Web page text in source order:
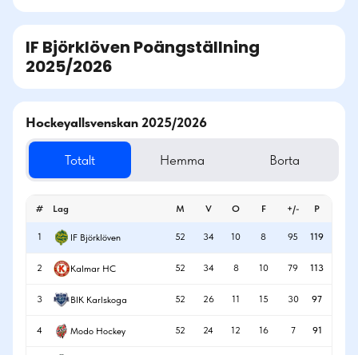
IF Björklöven Poängställning
2025/2026
Hockeyallsvenskan 2025/2026
Totalt Hemma Borta
# Lag M V O F +/- P
1 IF Björklöven 52 34 10 8 95 119
2 Kalmar HC 52 34 8 10 79 113
3 BIK Karlskoga 52 26 11 15 30 97
4 Modo Hockey 52 24 12 16 7 91